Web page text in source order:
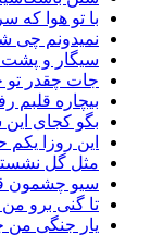
با تو هوا که
نمیدونم چی
سیگار و پشت
جات چقدر تو
بیچاره قلبم
بگو کجای این
این روزا یکم
مثل گل
سیو چشمون
تا گنی برو من
یار جنگی من